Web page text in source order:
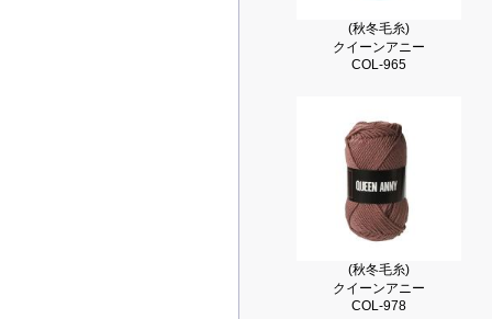
(秋冬毛糸)
クイーンアニー
COL-965
(秋冬毛糸)
クイーンアニー
COL-978